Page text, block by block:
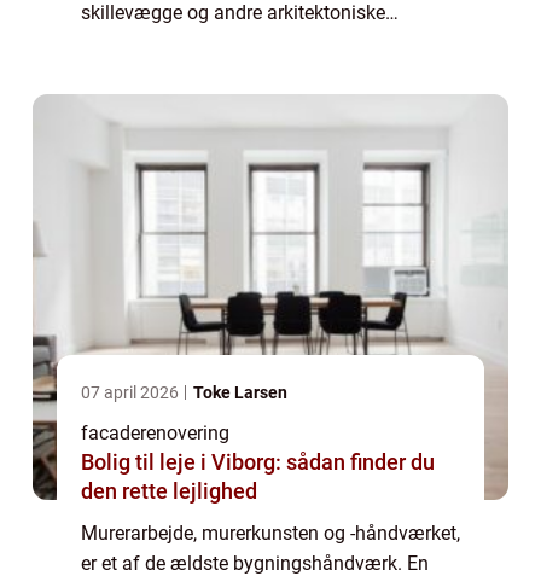
skillevægge og andre arkitektoniske
07 april 2026 Toke Larsen
facaderenovering
Bolig til leje i Viborg: sådan finder du
den rette lejlighed
Murerarbejde, murerkunsten og -håndværket,
er et af de ældste bygningshåndværk. En